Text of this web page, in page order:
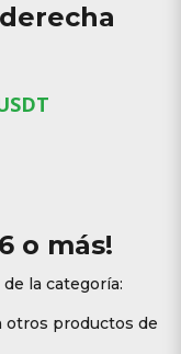
o más!
la categoría:
otros productos de